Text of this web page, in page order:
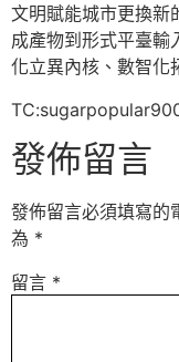
文明賦能城市更換新
成產物到形式平臺輸
化立異內核、數智化
發佈留言
發佈留言必須填寫的
為 *
留言 *